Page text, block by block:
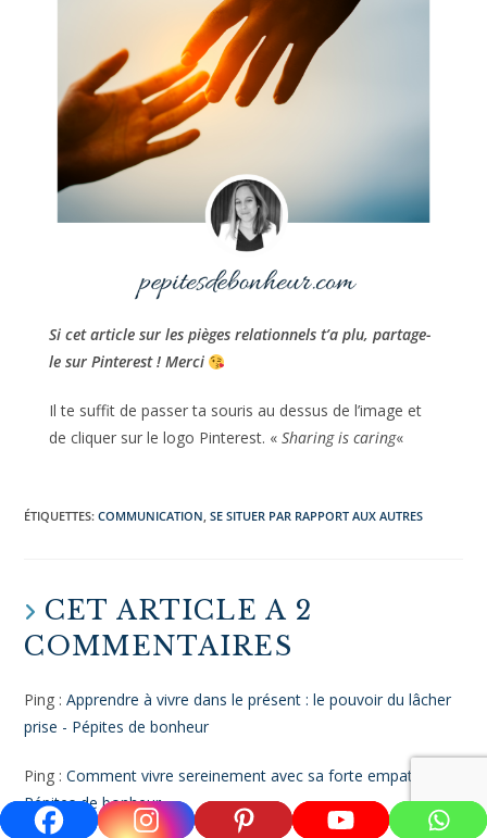
Si cet article sur les pièges relationnels t’a plu, partage-
le sur Pinterest ! Merci
de cliquer sur le logo Pinterest. «Sharing is caring«
ÉTIQUETTES SE SITUER PAR RAPPORT AUX AUTRES